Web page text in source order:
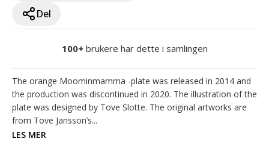
Del
100+ brukere har dette i samlingen
The orange Moominmamma -plate was released in 2014 and
the production was discontinued in 2020. The illustration of the
plate was designed by Tove Slotte. The original artworks are
from Tove Jansson’s...
LES MER